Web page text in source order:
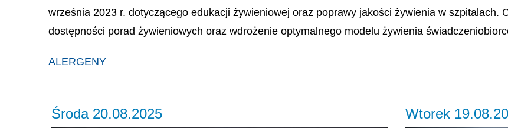
września 2023 r. dotyczącego edukacji żywieniowej oraz poprawy jakości żywienia w szpitalach.
dostępności porad żywieniowych oraz wdrożenie optymalnego modelu żywienia
ALERGENY
Środa 20.08.2025 Wtorek